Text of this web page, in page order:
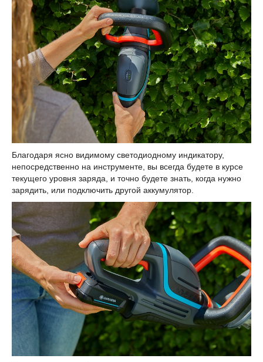
Благодаря ясно видимому светодиодному индикатору,
непосредственно на инструменте, вы всегда будете в курсе
текущего уровня заряда, и точно будете знать, когда нужно
зарядить, или подключить другой аккумулятор.